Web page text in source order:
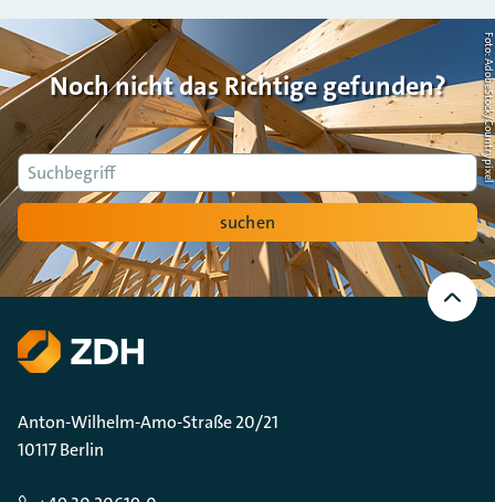
Noch nicht das Richtige gefunden?
Suche
suchen
Foto: AdobeStock/Countrypixel
Nach
oben
Scrollen
Anton-Wilhelm-Amo-Straße 20/21
10117 Berlin